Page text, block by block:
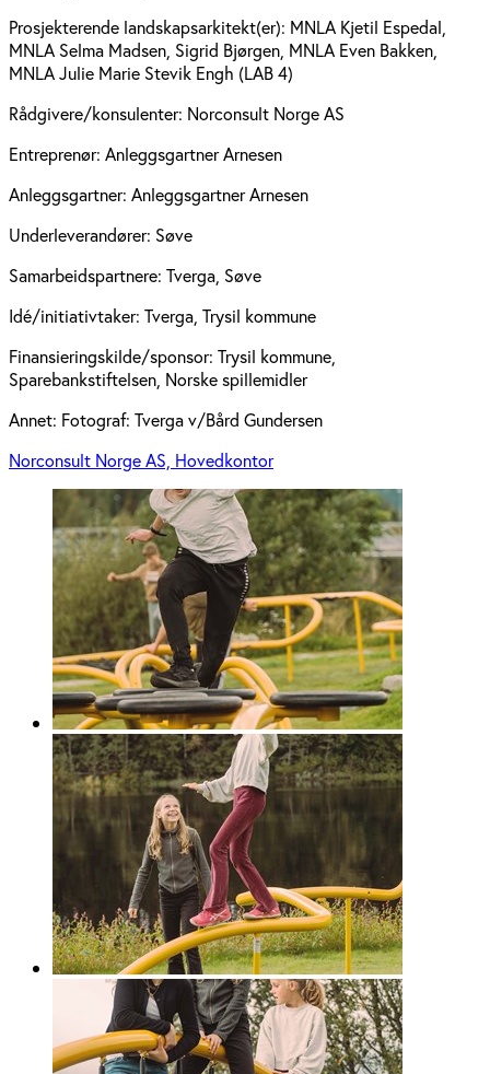
Prosjekterende landskapsarkitekt(er): MNLA Kjetil Espedal,
MNLA Selma Madsen, Sigrid Bjørgen, MNLA Even Bakken,
MNLA Julie Marie Stevik Engh (LAB 4)
Rådgivere/konsulenter: Norconsult Norge AS
Entreprenør: Anleggsgartner Arnesen
Anleggsgartner: Anleggsgartner Arnesen
Underleverandører: Søve
Samarbeidspartnere: Tverga, Søve
Idé/initiativtaker: Tverga, Trysil kommune
Finansieringskilde/sponsor: Trysil kommune,
Sparebankstiftelsen, Norske spillemidler
Annet: Fotograf: Tverga v/Bård Gundersen
Norconsult Norge AS, Hovedkontor